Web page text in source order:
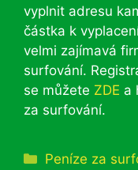
vyplnit adresu
částka k
velmi zajímavá
surfování.
se můžete ZDE a
za surfování.
Rubriky
Peníze za